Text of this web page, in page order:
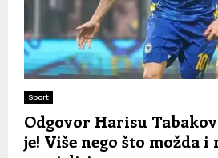
Sport
Odgovor Harisu
je! Više nego što možda i